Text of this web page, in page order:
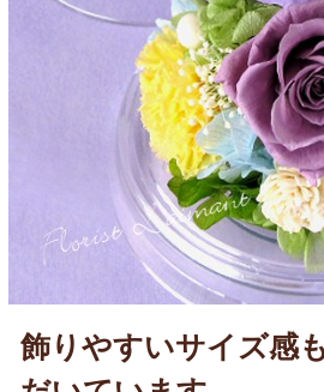
飾りやすいサイズ感